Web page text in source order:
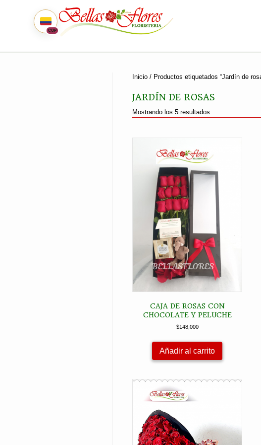
COP
Inicio/ Productos etiquetados “Jardín de
JARDÍN DE ROSAS
Mostrando los 5 resultadosOrdenado
bajo
alto
CAJA DE ROSAS CON
CHOCOLATE Y PELUCHE
$148,000
Añadir al carrito